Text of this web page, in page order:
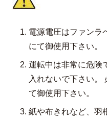
電源電圧はファンラ
にて御使用下さい。
運転中は非常に危険
入れないで下さい。
て御使用下さい。
紙や布きれなど、羽